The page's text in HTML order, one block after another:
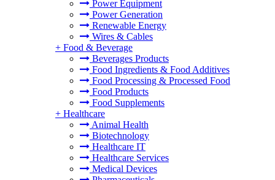
Power Equipment
Power Generation
Renewable Energy
Wires & Cables
+ Food & Beverage
Beverages Products
Food Ingredients & Food Additives
Food Processing & Processed Food
Food Products
Food Supplements
+ Healthcare
Animal Health
Biotechnology
Healthcare IT
Healthcare Services
Medical Devices